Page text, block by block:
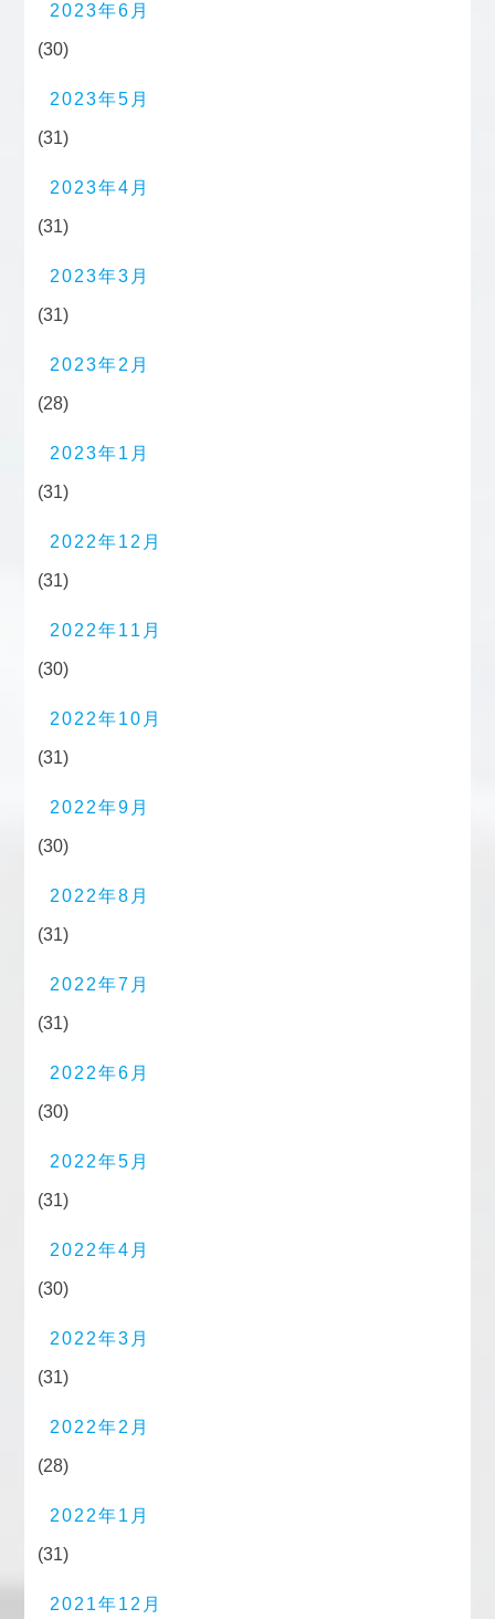
2023年6月
(30)
2023年5月
(31)
2023年4月
(31)
2023年3月
(31)
2023年2月
(28)
2023年1月
(31)
2022年12月
(31)
2022年11月
(30)
2022年10月
(31)
2022年9月
(30)
2022年8月
(31)
2022年7月
(31)
2022年6月
(30)
2022年5月
(31)
2022年4月
(30)
2022年3月
(31)
2022年2月
(28)
2022年1月
(31)
2021年12月